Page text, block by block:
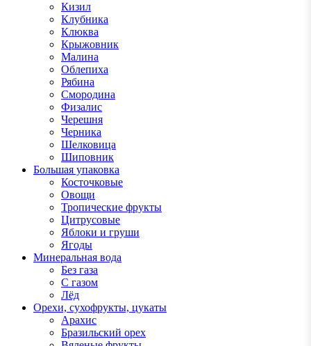
Кизил
Клубника
Клюква
Крыжовник
Малина
Облепиха
Рябина
Смородина
Физалис
Черешня
Черника
Шелковица
Шиповник
Большая упаковка
Косточковые
Овощи
Тропические фрукты
Цитрусовые
Яблоки и груши
Ягоды
Минеральная вода
Без газа
С газом
Лёд
Орехи, сухофрукты, цукаты
Арахис
Бразильский орех